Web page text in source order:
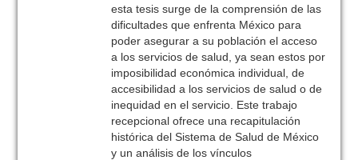
esta tesis surge de la comprensión de las
dificultades que enfrenta México para
poder asegurar a su población el acceso
a los servicios de salud, ya sean estos por
imposibilidad económica individual, de
accesibilidad a los servicios de salud o de
inequidad en el servicio. Este trabajo
recepcional ofrece una recapitulación
histórica del Sistema de Salud de México
y un análisis de los vínculos